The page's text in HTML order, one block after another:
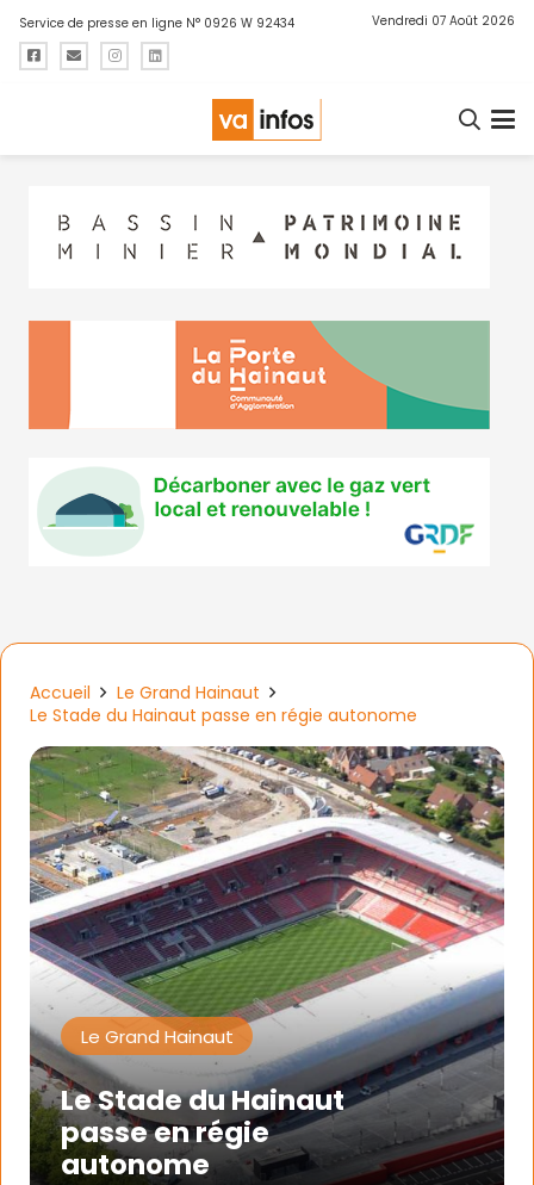
Service de presse en ligne N° 0926 W 92434 Vendredi 07 Août 2026
Accueil
Le Grand Hainaut
Le Stade du Hainaut passe en régie autonome
Le Grand Hainaut
Le Stade du Hainaut
passe en régie
autonome